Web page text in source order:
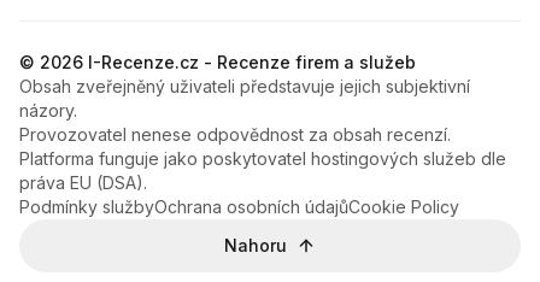
© 2026 I-Recenze.cz - Recenze firem a služeb
Obsah zveřejněný uživateli představuje jejich subjektivní
názory.
Provozovatel nenese odpovědnost za obsah recenzí.
Platforma funguje jako poskytovatel hostingových služeb dle
práva EU (DSA).
Podmínky službyOchrana osobních údajůCookie Policy
Nahoru